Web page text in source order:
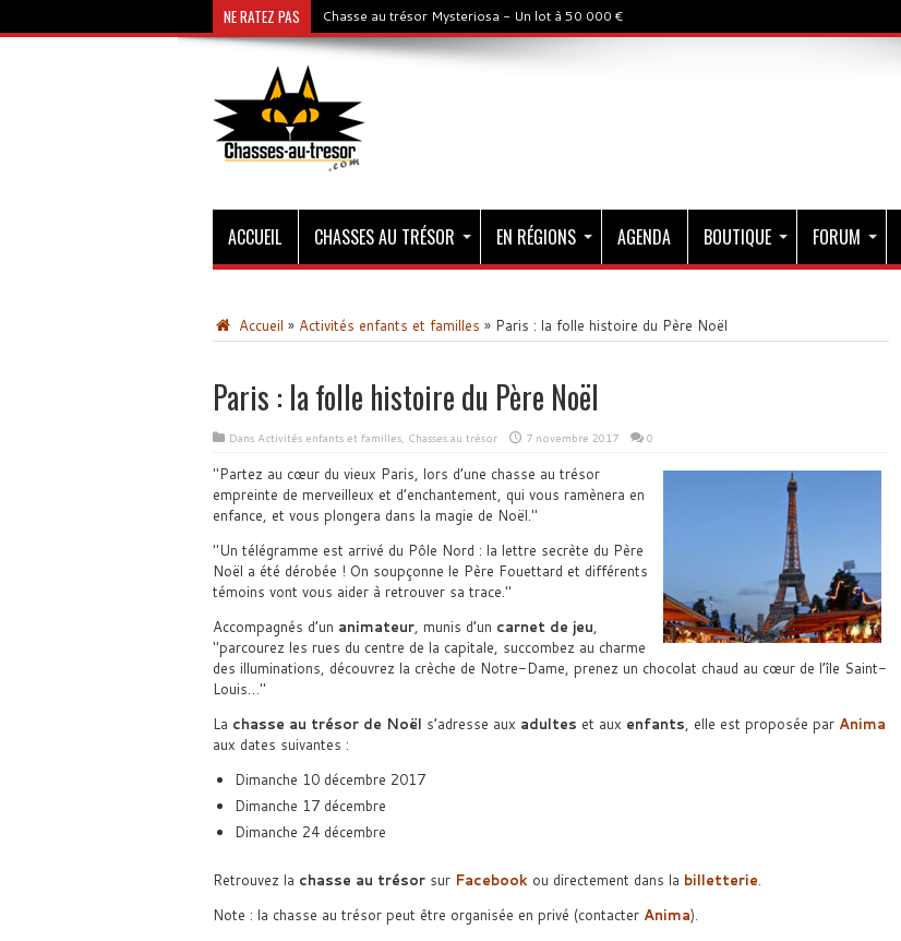
NE RATEZ PAS Chasse au trésor Mysteriosa - Un lot à 50 000 €
ACCUEIL CHASSES AU TRÉSOR EN RÉGIONS AGENDA BOUTIQUE FORUM
Accueil » Activités enfants et familles » Paris : la folle histoire du Père Noël
Paris : la folle histoire du Père Noël
Dans Activités enfants et familles, Chasses au trésor 7 novembre 2017 0
Partez au cœur du vieux Paris, lors d’une chasse au trésor
empreinte de merveilleux et d’enchantement, qui vous ramènera en
enfance, et vous plongera dans la magie de Noël.
Un télégramme est arrivé du Pôle Nord : la lettre secrète du Père
Noël a été dérobée ! On soupçonne le Père Fouettard et différents
témoins vont vous aider à retrouver sa trace.
Accompagnés d’un animateur, munis d’un carnet de jeu,
parcourez les rues du centre de la capitale, succombez au charme
des illuminations, découvrez la crèche de Notre-Dame, prenez un chocolat chaud au cœur de l’île Saint-
Louis…
La chasse au trésor de Noël s’adresse aux adultes et aux enfants, elle est proposée par Anima
aux dates suivantes :
Dimanche 10 décembre 2017
Dimanche 17 décembre
Dimanche 24 décembre
Retrouvez la chasse au trésorsur Facebookou directement dans la billetterie.
Note : la chasse au trésor peut être organisée en privé (contacter Anima).